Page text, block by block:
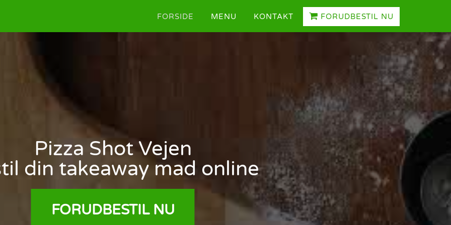
FORSIDE MENU KONTAKT FORUDBESTIL NU
Pizza Shot Vejen
din takeaway mad online
FORUDBESTIL NU